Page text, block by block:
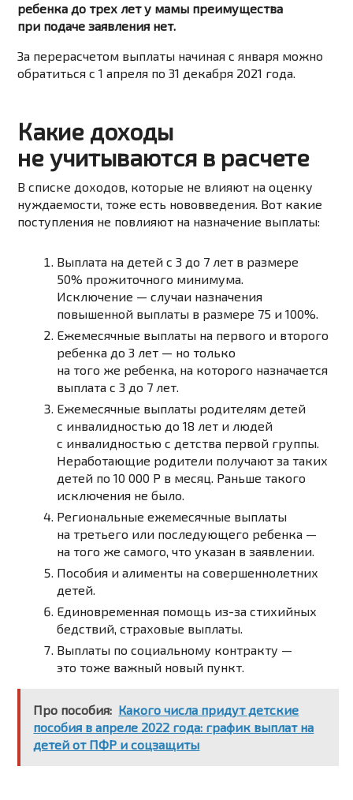
ребенка до трех лет у мамы преимущества
при подаче заявления нет.
За перерасчетом выплаты начиная с января можно
обратиться с 1 апреля по 31 декабря 2021 года.
Какие доходы
не учитываются в расчете
В списке доходов, которые не влияют на оценку
нуждаемости, тоже есть нововведения. Вот какие
поступления не повлияют на назначение выплаты:
Выплата на детей с 3 до 7 лет в размере
50% прожиточного минимума.
Исключение — случаи назначения
повышенной выплаты в размере 75 и 100%.
Ежемесячные выплаты на первого и второго
ребенка до 3 лет — но только
на того же ребенка, на которого назначается
выплата с 3 до 7 лет.
Ежемесячные выплаты родителям детей
с инвалидностью до 18 лет и людей
с инвалидностью с детства первой группы.
Неработающие родители получают за таких
детей по 10 000 Р в месяц. Раньше такого
исключения не было.
Региональные ежемесячные выплаты
на третьего или последующего ребенка —
на того же самого, что указан в заявлении.
Пособия и алименты на совершеннолетних
детей.
Единовременная помощь из-за стихийных
бедствий, страховые выплаты.
Выплаты по социальному контракту —
это тоже важный новый пункт.
Про пособия: Какого числа придут детские
пособия в апреле 2022 года: график выплат на
детей от ПФР и соцзащиты